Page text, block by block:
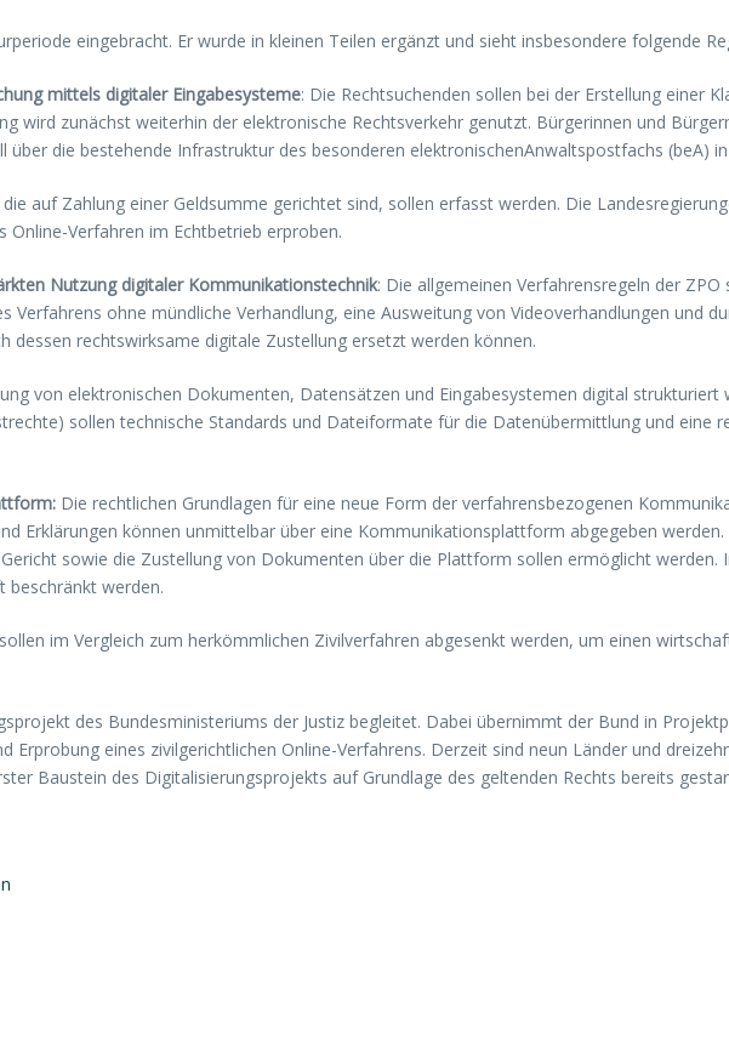
eingebracht. Er wurde in kleinen Teilen ergänzt und sieht insbesondere folgende
mittels digitaler Eingabesysteme: Die Rechtsuchenden sollen bei der Erstellung einer
wird zunächst weiterhin der elektronische Rechtsverkehr genutzt. Bürgerinnen und
über die bestehende Infrastruktur des besonderen elektronischenAnwaltspostfachs (beA)
die auf Zahlung einer Geldsumme gerichtet sind, sollen erfasst werden. Die
Verfahren im Echtbetrieb erproben.
Nutzung digitaler Kommunikationstechnik: Die allgemeinen Verfahrensregeln der
ohne mündliche Verhandlung, eine Ausweitung von Videoverhandlungen und
dessen rechtswirksame digitale Zustellung ersetzt werden können.
von elektronischen Dokumenten, Datensätzen und Eingabesystemen digital strukturiert
sollen technische Standards und Dateiformate für die Datenübermittlung und eine
Die rechtlichen Grundlagen für eine neue Form der verfahrensbezogenen
Erklärungen können unmittelbar über eine Kommunikationsplattform abgegeben
sowie die Zustellung von Dokumenten über die Plattform sollen ermöglicht werden.
beschränkt werden.
im Vergleich zum herkömmlichen Zivilverfahren abgesenkt werden, um einen
des Bundesministeriums der Justiz begleitet. Dabei übernimmt der Bund in
Erprobung eines zivilgerichtlichen Online-Verfahrens. Derzeit sind neun Länder und
Baustein des Digitalisierungsprojekts auf Grundlage des geltenden Rechts bereits